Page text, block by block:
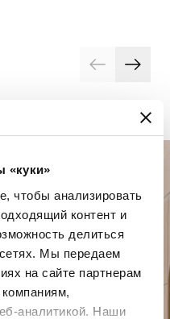
«куки»
чтобы анализировать
контент и
делиться
Мы передаем
на сайте партнерам
аналитикой. Наши
особенный